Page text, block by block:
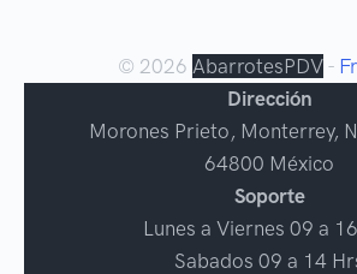
© 2026 AbarrotesPDV-
Dirección
Morones Prieto , Monterrey,
64800 México
Soporte
Lunes a Viernes 09 a
Sabados 09 a 14